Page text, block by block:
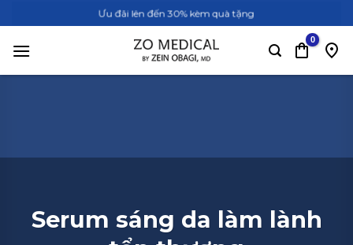
qua
nội
Ưu đãi lên đến 30% kèm quà tặng
Serum sáng da làm lành